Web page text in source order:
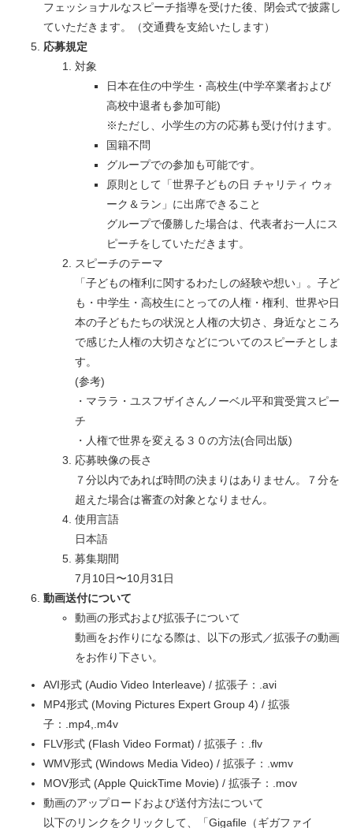
フェッショナルなスピーチ指導を受けた後、閉会式で披露し
ていただきます。（交通費を支給いたします）
応募規定
対象
日本在住の中学生・高校生(中学卒業者および
高校中退者も参加可能)
※ただし、小学生の方の応募も受け付けます。
国籍不問
グループでの参加も可能です。
原則として「世界子どもの日 チャリティ ウォ
ーク＆ラン」に出席できること
グループで優勝した場合は、代表者お一人にス
ピーチをしていただきます。
スピーチのテーマ
「子どもの権利に関するわたしの経験や想い」。子ど
も・中学生・高校生にとっての人権・権利、世界や日
本の子どもたちの状況と人権の大切さ、身近なところ
で感じた人権の大切さなどについてのスピーチとしま
す。
(参考)
・マララ・ユスフザイさんノーベル平和賞受賞スピー
チ
・人権で世界を変える３０の方法(合同出版)
応募映像の長さ
７分以内であれば時間の決まりはありません。７分を
超えた場合は審査の対象となりません。
使用言語
日本語
募集期間
7月10日〜10月31日
動画送付について
動画の形式および拡張子について
動画をお作りになる際は、以下の形式／拡張子の動画
をお作り下さい。
AVI形式 (Audio Video Interleave) / 拡張子：.avi
MP4形式 (Moving Pictures Expert Group 4) / 拡張
子：.mp4,.m4v
FLV形式 (Flash Video Format) / 拡張子：.flv
WMV形式 (Windows Media Video) / 拡張子：.wmv
MOV形式 (Apple QuickTime Movie) / 拡張子：.mov
動画のアップロードおよび送付方法について
以下のリンクをクリックして、「Gigafile（ギガファイ